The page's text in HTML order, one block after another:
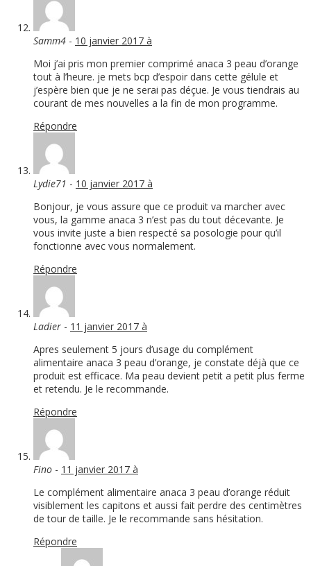
Samm4 - 10 janvier 2017 à
Moi j’ai pris mon premier comprimé anaca 3 peau d’orange
tout à l’heure. je mets bcp d’espoir dans cette gélule et
j’espère bien que je ne serai pas déçue. Je vous tiendrais au
courant de mes nouvelles a la fin de mon programme.
Répondre
Lydie71 - 10 janvier 2017 à
Bonjour, je vous assure que ce produit va marcher avec
vous, la gamme anaca 3 n’est pas du tout décevante. Je
vous invite juste a bien respecté sa posologie pour qu’il
fonctionne avec vous normalement.
Répondre
Ladier - 11 janvier 2017 à
Apres seulement 5 jours d’usage du complément
alimentaire anaca 3 peau d’orange, je constate déjà que ce
produit est efficace. Ma peau devient petit a petit plus ferme
et retendu. Je le recommande.
Répondre
Fino - 11 janvier 2017 à
Le complément alimentaire anaca 3 peau d’orange réduit
visiblement les capitons et aussi fait perdre des centimètres
de tour de taille. Je le recommande sans hésitation.
Répondre